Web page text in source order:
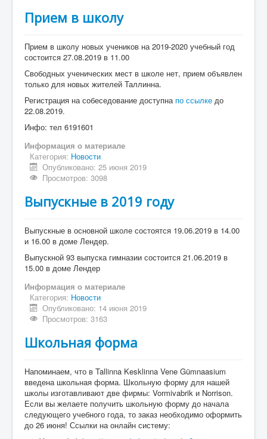
Прием в школу
Прием в школу новых учеников на 2019-2020 учебный год
состоится 27.08.2019 в 11.00
Свободных ученических мест в школе нет, прием объявлен
только для новых жителей Таллинна.
Регистрация на собеседование доступнапо ссылке до
22.08.2019.
Инфо: тел 6191601
Информация о материале
Категория: Новости
Опубликовано: 25 июня 2019
Просмотров: 3098
Выпускные в 2019 году
Выпускные в основной школе состоятся 19.06.2019 в 14.00
и 16.00 в доме Лендер.
Выпускной 93 выпуска гимназии состоится 21.06.2019 в
15.00 в доме Лендер
Информация о материале
Категория: Новости
Опубликовано: 14 июня 2019
Просмотров: 3163
Школьная форма
Напоминаем, что в Tallinna Kesklinna Vene Gümnaasium
введена школьная форма. Школьную форму для нашей
школы изготавливают две фирмы: Vormivabrik и Norrison.
Если вы желаете получить школьную форму до начала
следующего учебного года, то заказ необходимо оформить
до 26 июня! Ссылки на онлайн систему: